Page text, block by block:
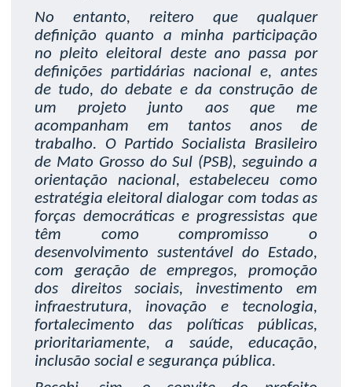
No entanto, reitero que qualquer
definição quanto a minha participação
no pleito eleitoral deste ano passa por
definições partidárias nacional e, antes
de tudo, do debate e da construção de
um projeto junto aos que me
acompanham em tantos anos de
trabalho. O Partido Socialista Brasileiro
de Mato Grosso do Sul (PSB), seguindo a
orientação nacional, estabeleceu como
estratégia eleitoral dialogar com todas as
forças democráticas e progressistas que
têm como compromisso o
desenvolvimento sustentável do Estado,
com geração de empregos, promoção
dos direitos sociais, investimento em
infraestrutura, inovação e tecnologia,
fortalecimento das políticas públicas,
prioritariamente, a saúde, educação,
inclusão social e segurança pública.